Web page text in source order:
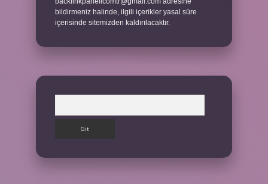
bildirmeniz halinde, ilgili içerikler yasal süre
içerisinde sitemizden kaldırılacaktır.